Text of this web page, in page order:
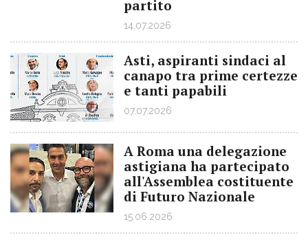
partito
14.07.2026
Asti, aspiranti sindaci al
canapo tra prime certezze
e tanti papabili
07.07.2026
A Roma una delegazione
astigiana ha partecipato
all'Assemblea costituente
di Futuro Nazionale
15.06.2026